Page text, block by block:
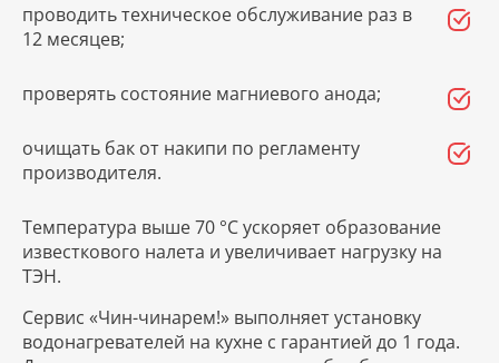
проводить техническое обслуживание раз в
12 месяцев;
проверять состояние магниевого анода;
очищать бак от накипи по регламенту
производителя.
Температура выше 70 °C ускоряет образование
известкового налета и увеличивает нагрузку на
ТЭН.
Сервис «Чин-чинарем!» выполняет установку
водонагревателей на кухне с гарантией до 1 года.